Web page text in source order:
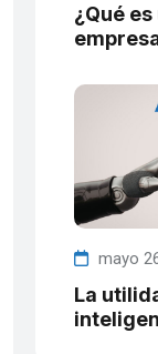
¿Qué
mayo
La